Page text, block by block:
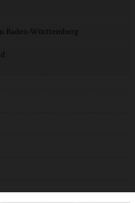
Baden-Württemberg